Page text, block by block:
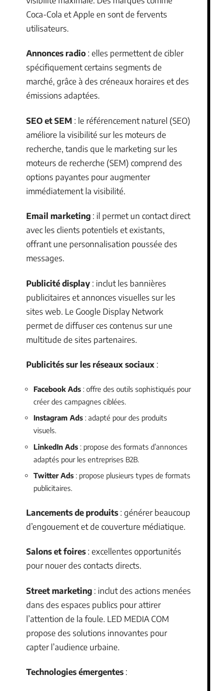
Coca-Cola et Apple en sont de fervents
utilisateurs.
Annonces radio : elles permettent de cibler
spécifiquement certains segments de
marché, grâce à des créneaux horaires et des
émissions adaptées.
SEO et SEM : le référencement naturel (SEO)
améliore la visibilité sur les moteurs de
recherche, tandis que le marketing sur les
moteurs de recherche (SEM) comprend des
options payantes pour augmenter
immédiatement la visibilité.
Email marketing : il permet un contact direct
avec les clients potentiels et existants,
offrant une personnalisation poussée des
messages.
Publicité display : inclut les bannières
publicitaires et annonces visuelles sur les
sites web. Le Google Display Network
permet de diffuser ces contenus sur une
multitude de sites partenaires.
Publicités sur les réseaux sociaux :
Facebook Ads : offre des outils sophistiqués pour
créer des campagnes ciblées.
Instagram Ads : adapté pour des produits
visuels.
LinkedIn Ads : propose des formats d’annonces
adaptés pour les entreprises B2B.
Twitter Ads : propose plusieurs types de formats
publicitaires.
Lancements de produits : générer beaucoup
d’engouement et de couverture médiatique.
Salons et foires : excellentes opportunités
pour nouer des contacts directs.
Street marketing : inclut des actions menées
dans des espaces publics pour attirer
l’attention de la foule. LED MEDIA COM
propose des solutions innovantes pour
capter l’audience urbaine.
Technologies émergentes :